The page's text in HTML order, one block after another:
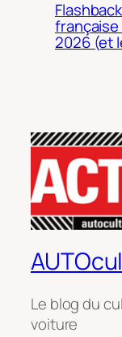
française
2026 (et
Le blog du
voiture